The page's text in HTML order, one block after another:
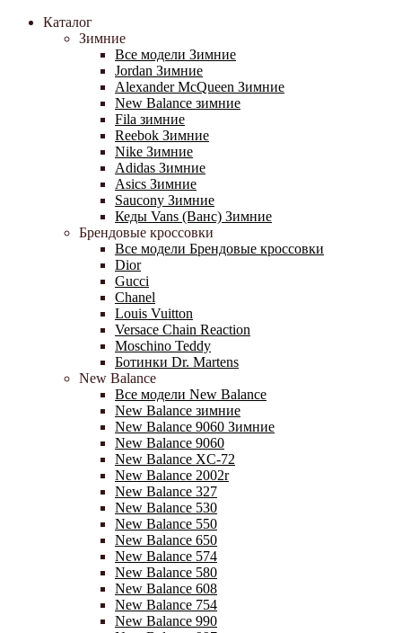
Каталог
Зимние
Все модели Зимние
Jordan Зимние
Alexander McQueen Зимние
New Balance зимние
Fila зимние
Reebok Зимние
Nike Зимние
Adidas Зимние
Asics Зимние
Saucony Зимние
Кеды Vans (Ванс) Зимние
Брендовые кроссовки
Все модели Брендовые кроссовки
Dior
Gucci
Chanel
Louis Vuitton
Versace Chain Reaction
Moschino Teddy
Ботинки Dr. Martens
New Balance
Все модели New Balance
New Balance зимние
New Balance 9060 Зимние
New Balance 9060
New Balance XC-72
New Balance 2002r
New Balance 327
New Balance 530
New Balance 550
New Balance 650
New Balance 574
New Balance 580
New Balance 608
New Balance 754
New Balance 990